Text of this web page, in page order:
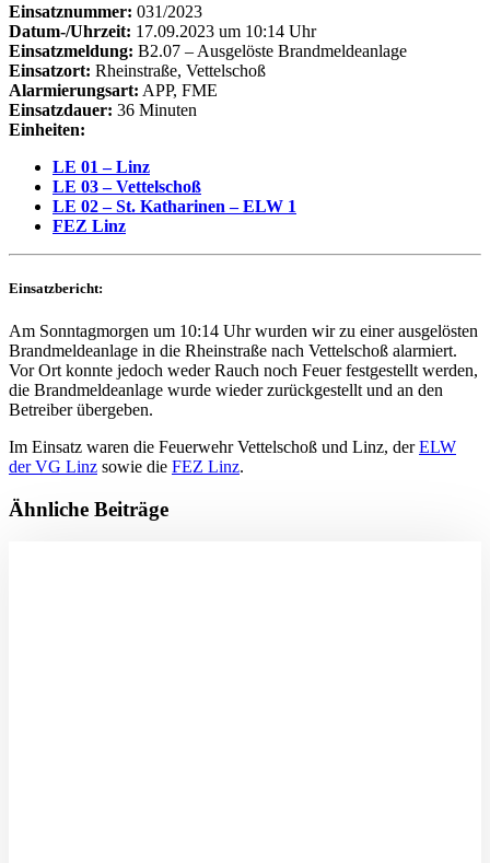
Einsatznummer: 031/2023
Datum-/Uhrzeit: 17.09.2023 um 10:14 Uhr
Einsatzmeldung: B2.07 – Ausgelöste Brandmeldeanlage
Einsatzort: Rheinstraße, Vettelschoß
Alarmierungsart: APP, FME
Einsatzdauer: 36 Minuten
Einheiten:
LE 01 – Linz
LE 03 – Vettelschoß
LE 02 – St. Katharinen – ELW 1
FEZ Linz
Einsatzbericht:
Am Sonntagmorgen um 10:14 Uhr wurden wir zu einer ausgelösten
Brandmeldeanlage in die Rheinstraße nach Vettelschoß alarmiert.
Vor Ort konnte jedoch weder Rauch noch Feuer festgestellt werden,
die Brandmeldeanlage wurde wieder zurückgestellt und an den
Betreiber übergeben.
Im Einsatz waren die Feuerwehr Vettelschoß und Linz, derELW
der VG Linz sowie die FEZ Linz.
Ähnliche Beiträge